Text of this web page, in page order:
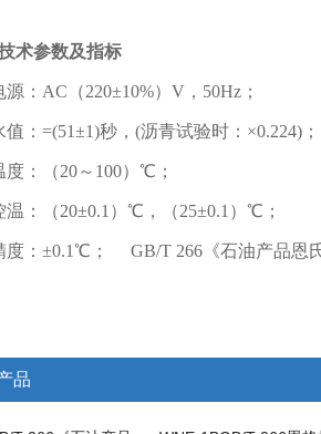
术参数及指标
源：AC（220±10%）V，50Hz；
值：=(51±1)秒，(沥青试验时：×0.224)；
度：（20～100）℃；
温：（20±0.1）℃，（25±0.1）℃；
度：±0.1℃； GB/T 266《石油产品恩
品